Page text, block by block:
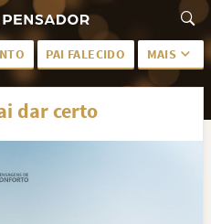
PAI FALECIDO MAIS
PALAVRAS
dar certo